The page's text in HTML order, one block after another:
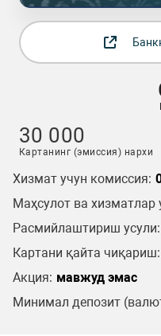
30 000
Картанинг (эмиссия) нархи
Хизмат учун комиссия:
Маҳсулот ва хизматлар
Расмийлаштириш усули:
Картани қайта чиқариш:
Акция: мавжуд эмас
Минимал депозит